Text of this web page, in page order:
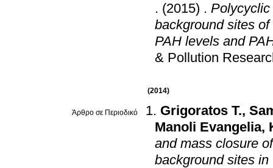
. (2015) . Polycyclic
background sites of northern
PAH levels and
& Pollution
(2014)
Άρθρο σε Περιοδικό Grigoratos T.,
Manoli Evangelia,
and mass closure
background sites